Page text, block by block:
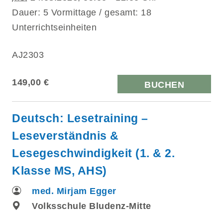
Dauer: 5 Vormittage / gesamt: 18
Unterrichtseinheiten
AJ2303
149,00 € BUCHEN
Deutsch: Lesetraining –
Leseverständnis &
Lesegeschwindigkeit (1. & 2.
Klasse MS, AHS)
med. Mirjam Egger
Volksschule Bludenz-Mitte